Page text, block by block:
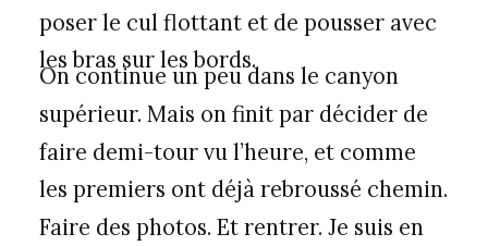
poser le cul flottant et de pousser avec
les bras sur les bords.
On continue un peu dans le canyon
supérieur. Mais on finit par décider de
faire demi-tour vu l’heure, et comme
les premiers ont déjà rebroussé chemin.
Faire des photos. Et rentrer. Je suis en